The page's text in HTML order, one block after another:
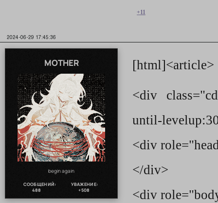
+11
2024-06-29 17:45:36
MOTHER
begin again
СООБЩЕНИЙ:
488
УВАЖЕНИЕ:
+508
[html]<article>
<div
until-
<div
</div>
<div